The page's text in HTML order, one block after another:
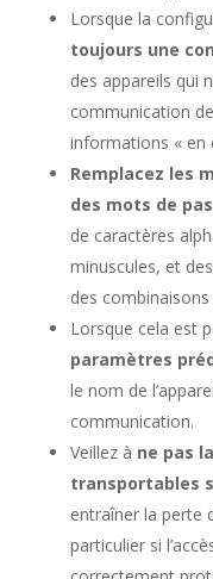
Lorsque la
toujours une
des appareils qui
communication
informations « en
Remplacez les
des mots de
de caractères
minuscules, et
des
Lorsque cela est
paramètres
le nom de
communication.
Veillez à ne pas
transportables
entraîner la perte
particulier si